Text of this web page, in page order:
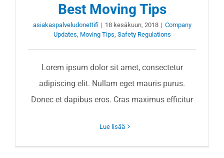
Best Moving Tips
asiakaspalveludonettifi | 18 kesäkuun, 2018 | Company
Updates Moving Tips Safety Regulations
Lorem ipsum dolor sit amet, consectetur
adipiscing elit. Nullam eget mauris purus.
Donec et dapibus eros. Cras maximus efficitur
Lue lisää